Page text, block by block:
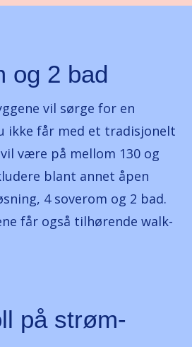
og 2 bad
vil sørge for en
ikke får med et tradisjonelt
være på mellom 130 og
blant annet åpen
4 soverom og 2 bad.
får også tilhørende walk-
på strøm­